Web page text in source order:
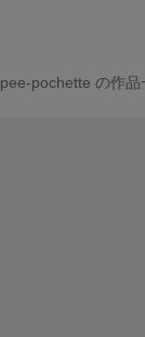
pee-pochette の作品